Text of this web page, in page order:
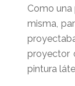
Como
misma,
proyector
pintura